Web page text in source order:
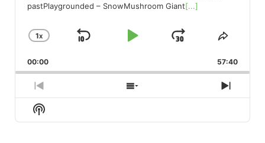
pastPlaygrounded – SnowMushroom Giant[...]
CHANGE
RATE
1X
SKIP
PLAYJUMP
FORWARD
SHARE
00:00 57:40
PREVIOUS
EPISODE
SHOW
EPISODES
NEXT
Show
Podcast